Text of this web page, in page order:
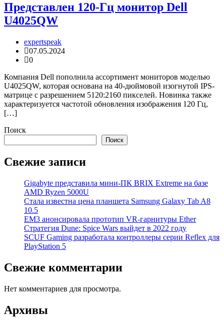
Представлен 120-Гц монитор Dell
U4025QW
expertspeak
07.05.2024
0
Компания Dell пополнила ассортимент мониторов моделью
U4025QW, которая основана на 40-дюймовой изогнутой IPS-
матрице с разрешением 5120:2160 пикселей. Новинка также
характеризуется частотой обновления изображения 120 Гц,
[…]
Поиск
Поиск
Свежие записи
Gigabyte представила мини-ПК BRIX Extreme на базе
AMD Ryzen 5000U
Стала известна цена планшета Samsung Galaxy Tab A8
10.5
EM3 анонсировала прототип VR-гарнитуры Ether
Стратегия Dune: Spice Wars выйдет в 2022 году
SCUF Gaming разработала контроллеры серии Reflex для
PlayStation 5
Свежие комментарии
Нет комментариев для просмотра.
Архивы